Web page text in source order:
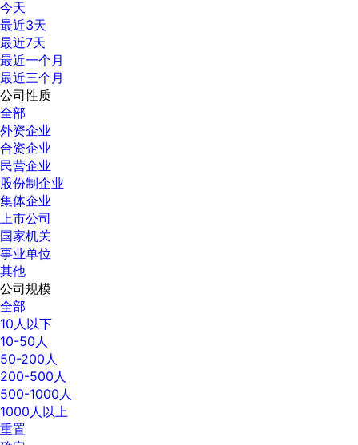
今天
最近3天
最近7天
最近一个月
最近三个月
公司性质
全部
外资企业
合资企业
民营企业
股份制企业
集体企业
上市公司
国家机关
事业单位
其他
公司规模
全部
10人以下
10-50人
50-200人
200-500人
500-1000人
1000人以上
重置